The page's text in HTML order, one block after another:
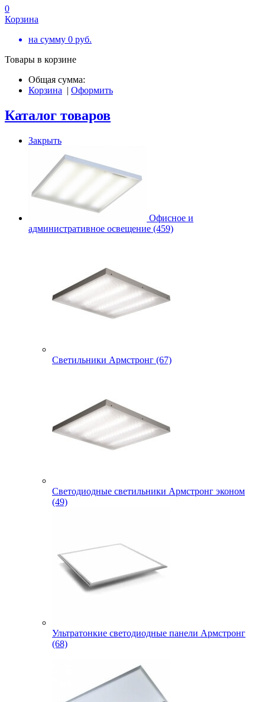
0
Корзина
на сумму 0 руб.
Товары в корзине
Общая сумма:
Корзина | Оформить
Каталог товаров
Закрыть
Офисное и
административное освещение (459)
Светильники Армстронг (67)
Светодиодные светильники Армстронг эконом
(49)
Ультратонкие светодиодные панели Армстронг
(68)